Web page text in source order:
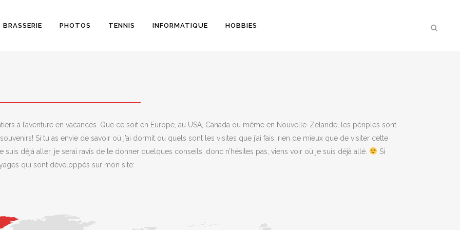
BRASSERIE PHOTOS TENNIS INFORMATIQUE HOBBIES
à l’aventure en vacances. Que ce soit en Europe, au USA, Canada ou même en Nouvelle-Zélande, les périples sont
Si tu as envie de savoir où j’ai dormit ou quels sont les visites que j’ai fais, rien de mieux que de visiter cette
déjà aller, je serai ravis de te donner quelques conseils…donc n’hésites pas, viens voir où je suis déjà allé.
Si
qui sont développés sur mon site: